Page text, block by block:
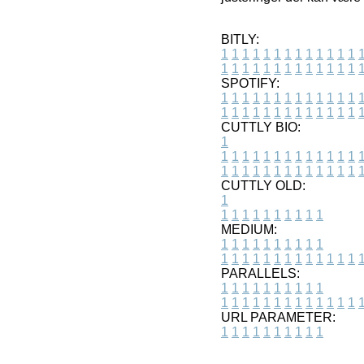
BITLY:
1 1 1 1 1 1 1 1 1 1 1 1 1 1
1 1 1 1 1 1 1 1 1 1 1 1 1 1
SPOTIFY:
1 1 1 1 1 1 1 1 1 1 1 1 1 1
1 1 1 1 1 1 1 1 1 1 1 1 1 1
CUTTLY BIO:
1
1 1 1 1 1 1 1 1 1 1 1 1 1 1
1 1 1 1 1 1 1 1 1 1 1 1 1 1
CUTTLY OLD:
1
1 1 1 1 1 1 1 1 1 1
MEDIUM:
1 1 1 1 1 1 1 1 1 1
1 1 1 1 1 1 1 1 1 1 1 1 1 1
PARALLELS:
1 1 1 1 1 1 1 1 1 1
1 1 1 1 1 1 1 1 1 1 1 1 1 1
URL PARAMETER:
1 1 1 1 1 1 1 1 1 1